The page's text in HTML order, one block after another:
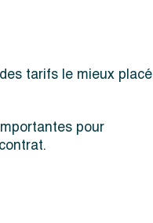
tarifs le mieux placé
pour